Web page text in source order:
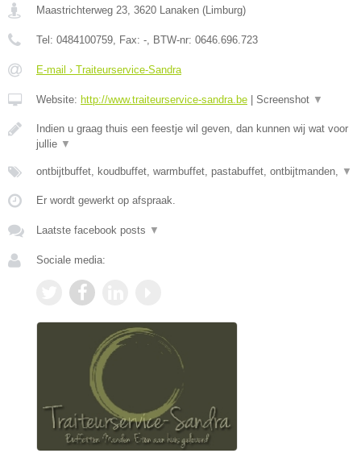
Maastrichterweg 23, 3620 Lanaken (Limburg)
Tel: 0484100759, Fax: -, BTW-nr: 0646.696.723
E-mail › Traiteurservice-Sandra
Website: http://www.traiteurservice-sandra.be Screenshot ▼
Indien u graag thuis een feestje wil geven, dan kunnen wij wat voor
jullie ▼
ontbijtbuffet, koudbuffet, warmbuffet, pastabuffet, ontbijtmanden, ▼
Er wordt gewerkt op afspraak.
Laatste facebook posts ▼
Sociale media: